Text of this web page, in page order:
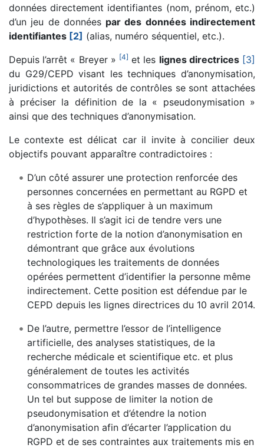
données directement identifiantes (nom, prénom, etc.)
d’un jeu de données par des données indirectement
identifiantes [2] (alias, numéro séquentiel, etc.).
Depuis l’arrêt « Breyer » [4] et les lignes directrices [3]
du G29/CEPD visant les techniques d’anonymisation,
juridictions et autorités de contrôles se sont attachées
à préciser la définition de la « pseudonymisation »
ainsi que des techniques d’anonymisation.
Le contexte est délicat car il invite à concilier deux
objectifs pouvant apparaître contradictoires :
D’un côté assurer une protection renforcée des
personnes concernées en permettant au RGPD et
à ses règles de s’appliquer à un maximum
d’hypothèses. Il s’agit ici de tendre vers une
restriction forte de la notion d’anonymisation en
démontrant que grâce aux évolutions
technologiques les traitements de données
opérées permettent d’identifier la personne même
indirectement. Cette position est défendue par le
CEPD depuis les lignes directrices du 10 avril 2014.
De l’autre, permettre l’essor de l’intelligence
artificielle, des analyses statistiques, de la
recherche médicale et scientifique etc. et plus
généralement de toutes les activités
consommatrices de grandes masses de données.
Un tel but suppose de limiter la notion de
pseudonymisation et d’étendre la notion
d’anonymisation afin d’écarter l’application du
RGPD et de ses contraintes aux traitements mis en